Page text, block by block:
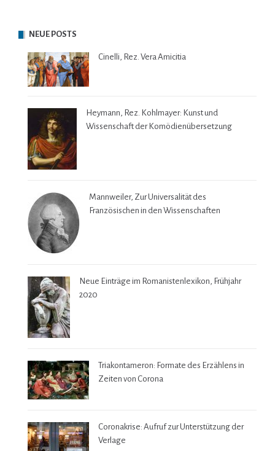
NEUE POSTS
Cinelli, Rez. Vera Amicitia
Heymann, Rez. Kohlmayer: Kunst und
Wissenschaft der Komödienübersetzung
Mannweiler, Zur Universalität des
Französischen in den Wissenschaften
Neue Einträge im Romanistenlexikon, Frühjahr
2020
Triakontameron: Formate des Erzählens in
Zeiten von Corona
Coronakrise: Aufruf zur Unterstützung der
Verlage